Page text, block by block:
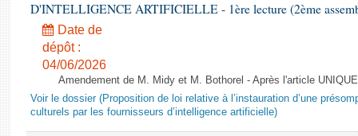
D'INTELLIGENCE ARTIFICIELLE - 1ère lecture (2ème
Date de
dépôt :
04/06/2026
Amendement de M. Midy et M. Bothorel - Après l'article
Voir le dossier (Proposition de loi relative à l’instauration d’une
culturels par les fournisseurs d’intelligence artificielle)